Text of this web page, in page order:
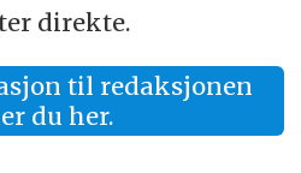
direkte.
til redaksjonen
du her.